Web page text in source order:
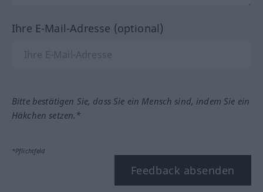
Ihre E-Mail-Adresse (optional)
Bitte bestätigen Sie, dass Sie ein Mensch sind, indem Sie ein
Häkchen setzen.*
*Pflichtfeld
Feedback absenden